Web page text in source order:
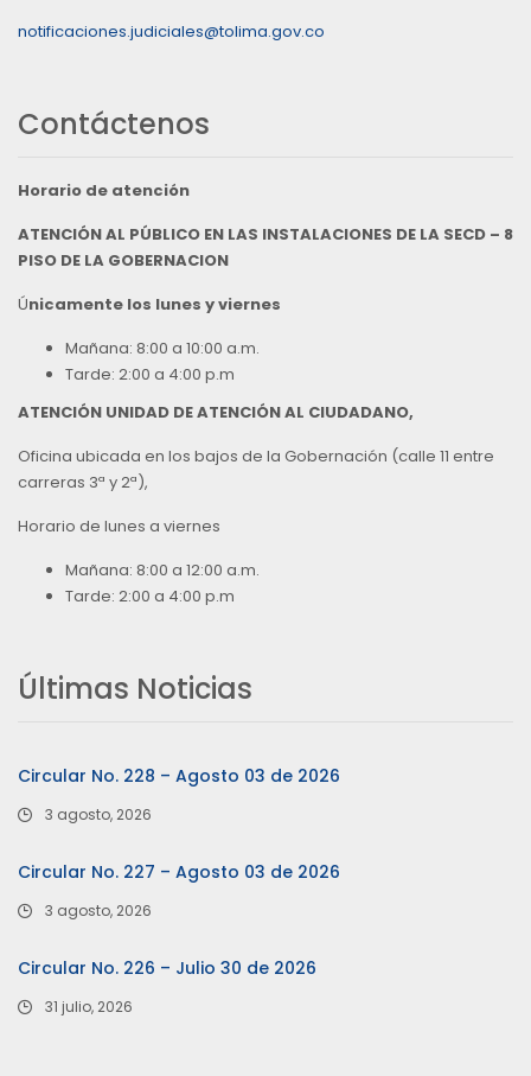
notificaciones.judiciales@tolima.gov.co
Contáctenos
Horario de atención
ATENCIÓN AL PÚBLICO EN LAS INSTALACIONES DE LA SECD – 8
PISO DE LA GOBERNACION
Únicamente los lunes y viernes
Mañana: 8:00 a 10:00 a.m.
Tarde: 2:00 a 4:00 p.m
ATENCIÓN UNIDAD DE ATENCIÓN AL CIUDADANO,
Oficina ubicada en los bajos de la Gobernación (calle 11 entre
carreras 3ª y 2ª),
Horario de lunes a viernes
Mañana: 8:00 a 12:00 a.m.
Tarde: 2:00 a 4:00 p.m
Últimas Noticias
Circular No. 228 – Agosto 03 de 2026
3 agosto, 2026
Circular No. 227 – Agosto 03 de 2026
3 agosto, 2026
Circular No. 226 – Julio 30 de 2026
31 julio, 2026